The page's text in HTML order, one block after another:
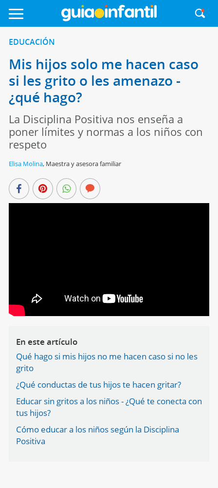
EDUCACIÓN
Mis hijos solo me hacen caso
si les grito o les amenazo -
¿qué hago?
La Disciplina Positiva nos enseña a
poner límites y normas a los niños con
respeto
Elisa Molina, Maestra y asesora familiar
En este artículo
Qué hago si mis hijos no me hacen caso si no les
grito
¿Qué conductas de tus hijos te hacen gritar?
Educar sin gritos a los niños - ¿Qué te conecta con
tus hijos?
Cómo educar a los niños según la Disciplina
Positiva